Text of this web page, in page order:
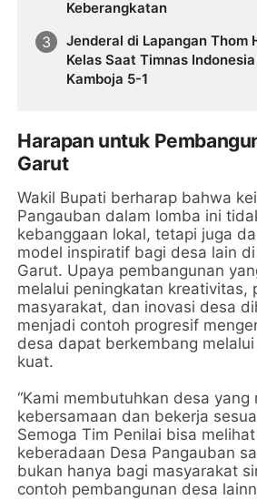
Keberangkatan
Jenderal di Lapangan Thom
Kelas Saat Timnas
Kamboja 5-1
Harapan untuk
Garut
Wakil Bupati berharap bahwa
Pangauban dalam lomba ini
kebanggaan lokal, tetapi juga
model inspiratif bagi desa lain
Garut. Upaya pembangunan
melalui peningkatan kreativitas,
masyarakat, dan inovasi desa
menjadi contoh progresif
desa dapat berkembang
kuat.
“Kami membutuhkan desa yang
kebersamaan dan bekerja
Semoga Tim Penilai bisa
keberadaan Desa Pangauban
bukan hanya bagi masyarakat
contoh pembangunan desa